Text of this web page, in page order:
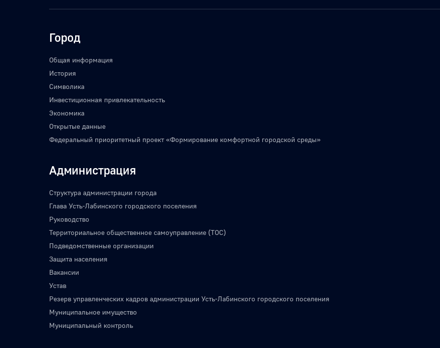
Город
Общая информация
История
Символика
Инвестиционная привлекательность
Экономика
Открытые данные
Федеральный приоритетный проект «Формирование комфортной городской среды»
Администрация
Структура администрации города
Глава Усть-Лабинского городского поселения
Руководство
Территориальное общественное самоуправление (ТОС)
Подведомственные организации
Защита населения
Вакансии
Устав
Резерв управленческих кадров администрации Усть-Лабинского городского поселения
Муниципальное имущество
Муниципальный контроль